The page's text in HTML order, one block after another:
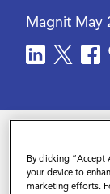
Login
Magnit May
Magnit
dig en
By clicking
your device to
marketing efforts.